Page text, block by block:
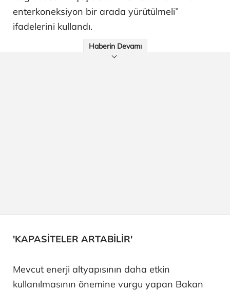
enterkoneksiyon bir arada yürütülmeli”
ifadelerini kullandı.
Haberin Devamı
'KAPASİTELER ARTABİLİR'
Mevcut enerji altyapısının daha etkin
kullanılmasının önemine vurgu yapan Bakan